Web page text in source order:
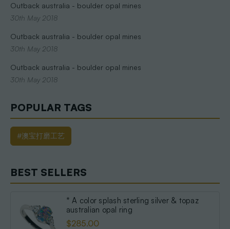
Outback australia - boulder opal mines
30th May 2018
Outback australia - boulder opal mines
30th May 2018
Outback australia - boulder opal mines
30th May 2018
POPULAR TAGS
#澳宝打磨工艺
BEST SELLERS
* A color splash sterling silver & topaz
australian opal ring
$285.00